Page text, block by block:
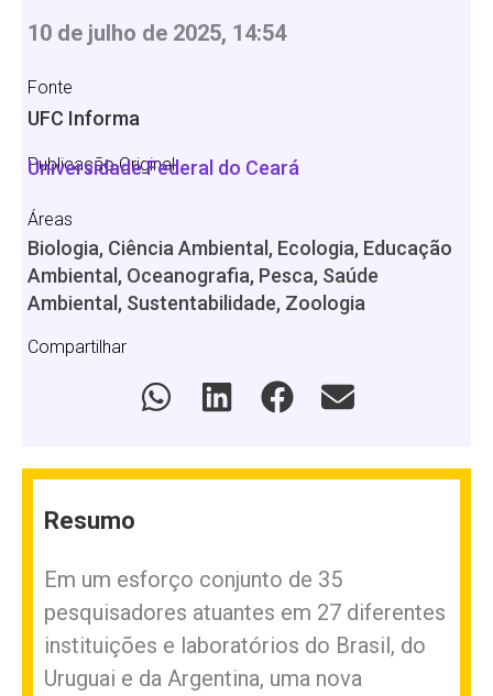
10 de julho de 2025, 14:54
Fonte
UFC Informa
Publicação Original
Universidade Federal do Ceará
Áreas
Biologia, Ciência Ambiental, Ecologia, Educação
Ambiental, Oceanografia, Pesca, Saúde
Ambiental, Sustentabilidade, Zoologia
Compartilhar
Resumo
Em um esforço conjunto de 35
pesquisadores atuantes em 27 diferentes
instituições e laboratórios do Brasil, do
Uruguai e da Argentina, uma nova